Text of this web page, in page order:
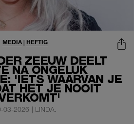
ZEEUW DEELT
NA ONGELUK
'IETS WAARVAN JE
HET JE NOOIT
MEDIA| HEFTIG
03-2026 | LINDA.